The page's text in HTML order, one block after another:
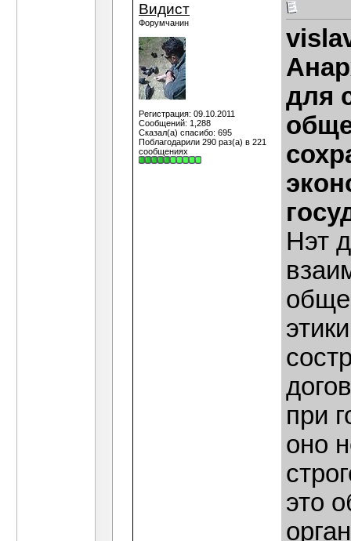
Видист
Форумчанин
Регистрация: 09.10.2011
Сообщений: 1,288
Сказал(а) спасибо: 695
Поблагодарили 290 раз(а) в 221
сообщениях
для
Нэт
при
оно
это